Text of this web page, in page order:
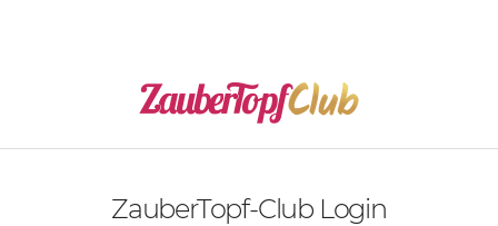
ZauberTopf-Club Login